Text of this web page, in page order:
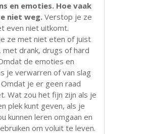
en emoties. Hoe vaak
niet weg. Verstop je ze
even niet uitkomt.
ze met niet eten of juist
met drank, drugs of hard
de emoties en
je verwarren of van slag
je er geen raad
Wat zou het fijn zijn als je
plek kunt geven, als je
kunnen leren omgaan en
om voluit te leven.